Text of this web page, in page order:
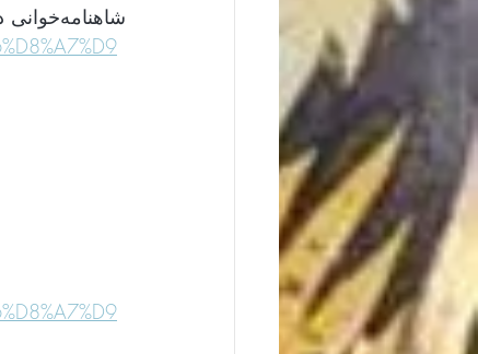
شاهنامه‌خوانی دوستان در کارگاه شاهنامه‌خوانی